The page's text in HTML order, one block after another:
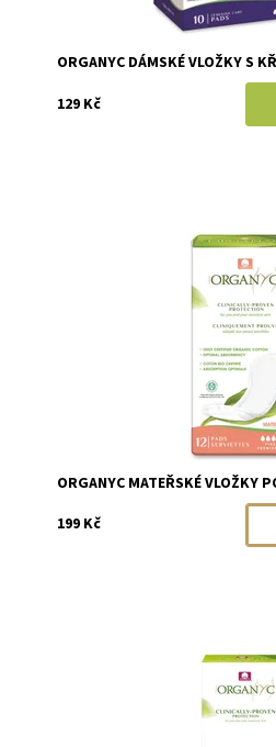
ORGANYC DÁMSKÉ VLOŽKY S
129 Kč
Momentálně
Organyc
ORGANYC MATEŘSKÉ VLOŽKY
199 Kč
Momentálně
Organyc